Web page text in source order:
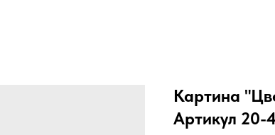
Картина
Артикул 20-